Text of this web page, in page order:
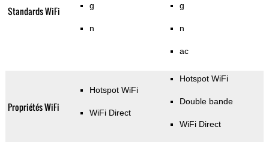
Standards WiFi g
n
g
n
ac
Propriétés WiFi
Hotspot WiFi
WiFi Direct
Hotspot WiFi
Double bande
WiFi Direct